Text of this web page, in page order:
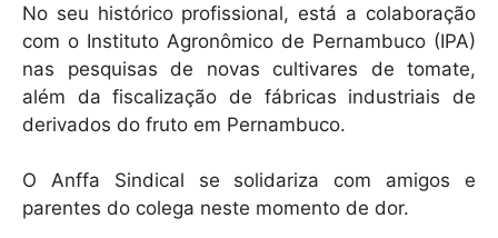
No seu histórico profissional, está a colaboração
com o Instituto Agronômico de Pernambuco (IPA)
nas pesquisas de novas cultivares de tomate,
além da fiscalização de fábricas industriais de
derivados do fruto em Pernambuco.
O Anffa Sindical se solidariza com amigos e
parentes do colega neste momento de dor.